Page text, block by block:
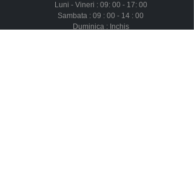
Luni - Vineri : 09: 00 - 17: 00
Sambata : 09 : 00 - 14 : 00
Duminica : Inchis